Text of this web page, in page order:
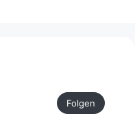
Folgen